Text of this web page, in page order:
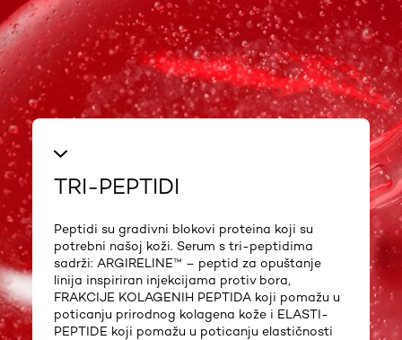
TRI-PEPTIDI
Peptidi su gradivni blokovi proteina koji su
potrebni našoj koži. Serum s tri-peptidima
sadrži: ARGIRELINE™ – peptid za opuštanje
linija inspiriran injekcijama protiv bora,
FRAKCIJE KOLAGENIH PEPTIDA koji pomažu u
poticanju prirodnog kolagena kože i ELASTI-
PEPTIDE koji pomažu u poticanju elastičnosti